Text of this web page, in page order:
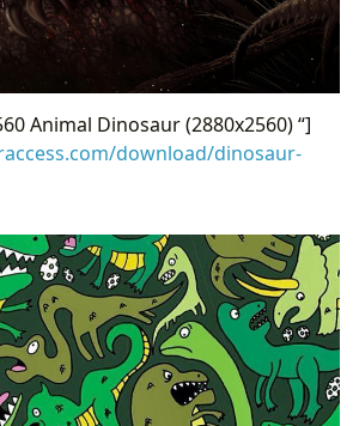
Animal Dinosaur (2880x2560) “]
download/dinosaur-